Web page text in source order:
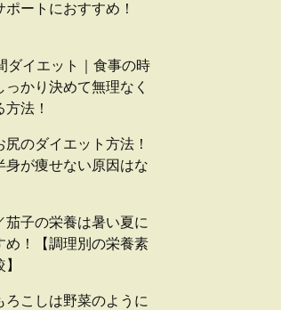
ポートにおすすめ！
ダイエット｜食事の時
っかり決めて無理なく
法！
尻のダイエット方法！
身が痩せない原因はな
茄子の栄養は暑い夏に
め！【調理別の栄養素
ろこしは野菜のように